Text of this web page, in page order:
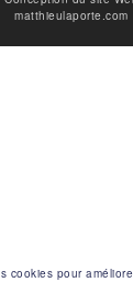
matthieulaporte.com
cookies pour